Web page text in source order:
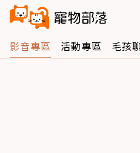
影音專區 活動專區 毛孩